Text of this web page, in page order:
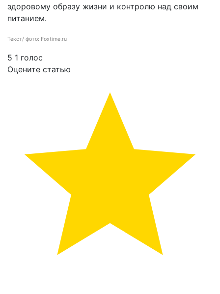
здоровому образу жизни и контролю над своим
питанием.
Текст/ фото: Foxtime.ru
5 1 голос
Оцените статью